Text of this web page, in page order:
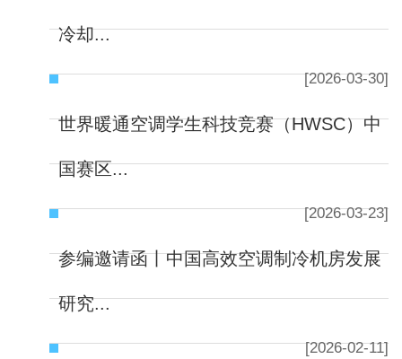
冷却...
[2026-03-30]
世界暖通空调学生科技竞赛（HWSC）中
国赛区...
[2026-03-23]
参编邀请函丨中国高效空调制冷机房发展
研究...
[2026-02-11]